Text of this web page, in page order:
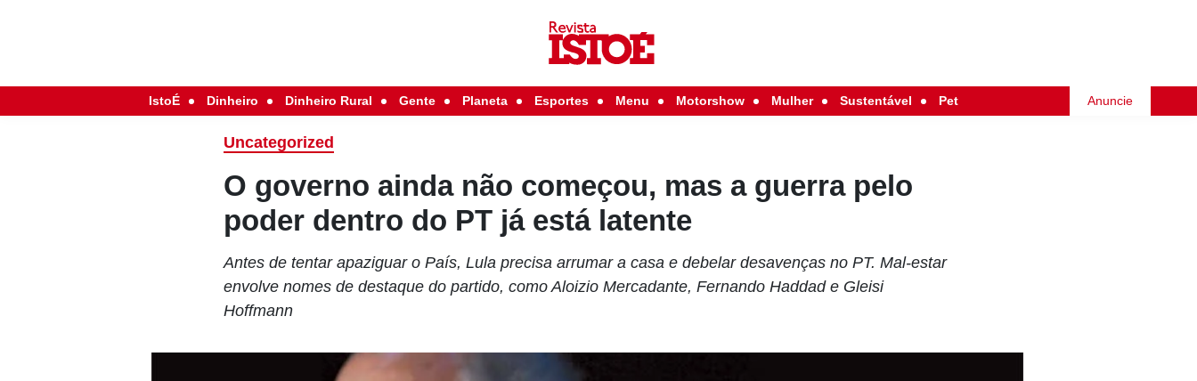
IstoÉ Dinheiro Dinheiro Rural Gente Planeta Esportes Menu Motorshow Mulher Sustentável Pet Anuncie
Uncategorized
O governo ainda não começou, mas a guerra pelo
poder dentro do PT já está latente
Antes de tentar apaziguar o País, Lula precisa arrumar a casa e debelar desavenças no PT. Mal-estar
envolve nomes de destaque do partido, como Aloizio Mercadante, Fernando Haddad e Gleisi
Hoffmann